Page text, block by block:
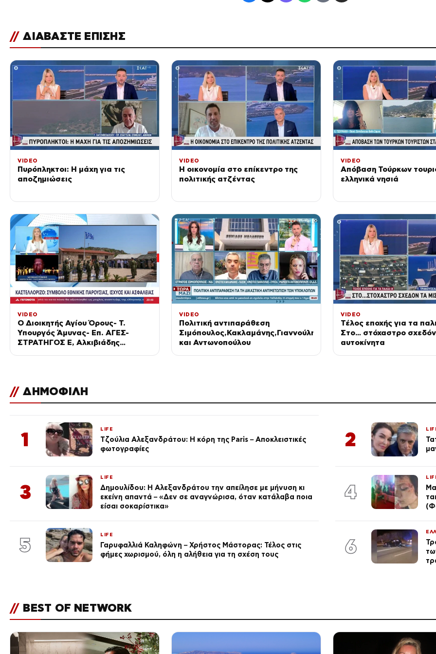
// ΔΙΑΒΑΣΤΕ ΕΠΙΣΗΣ
VIDEO
Πυρόπληκτοι: Η μάχη για τις
αποζημιώσεις
VIDEO
Η οικονομία στο επίκεντρο της
πολιτικής ατζέντας
VIDEO
Απόβαση Τούρκων
ελληνικά νησιά
VIDEO
Ο Διοικητής Αγίου Όρους- Τ.
Υπουργός Άμυνας- Επ. ΑΓΕΣ-
ΣΤΡΑΤΗΓΟΣ Ε, Αλκιβιάδης
VIDEO
Πολιτική αντιπαράθεση
Σιμόπουλος,Κακλαμάνης,Γιαννούλης
και Αντωνοπούλου
VIDEO
Τέλος εποχής για τα
Στο… στόχαστρο
αυτοκίνητα
// ΔΗΜΟΦΙΛΗ
1 LIFE
Τζούλια Αλεξανδράτου: Η κόρη της Paris – Αποκλειστικές
φωτογραφίες
2
3
LIFE
Δημουλίδου: Η Αλεξανδράτου την απείλησε με μήνυση κι
εκείνη απαντά – «Δεν σε αναγνώρισα, όταν κατάλαβα ποια
είσαι σοκαρίστικα»
4
5 LIFE
Γαρυφαλλιά Καληφώνη – Χρήστος Μάστορας: Τέλος στις
φήμες χωρισμού, όλη η αλήθεια για τη σχέση τους
6
// BEST OF NETWORK